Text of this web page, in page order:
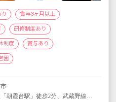
賞与3ヶ月以上
研修制度あり
制度 賞与あり
園
朝霞台駅」徒歩2分、武蔵野線